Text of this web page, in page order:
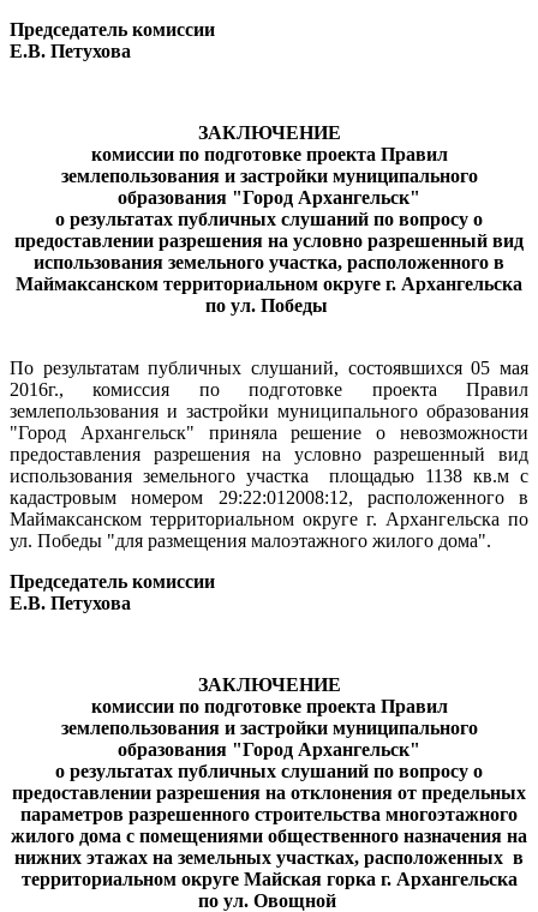
Председатель комиссии
Е.В. Петухова
ЗАКЛЮЧЕНИЕ
комиссии по подготовке проекта Правил
землепользования и застройки муниципального
образования "Город Архангельск"
о результатах публичных слушаний по вопросу о
предоставлении разрешения на условно разрешенный вид
использования земельного участка, расположенного в
Маймаксанском территориальном округе г. Архангельска
по ул. Победы
По результатам публичных слушаний, состоявшихся 05 мая
2016г., комиссия по подготовке проекта Правил
землепользования и застройки муниципального образования
"Город Архангельск"
приняла решение о невозможности
предоставления разрешения на условно разрешенный вид
использования земельного участка
площадью 1138 кв.м с
кадастровым номером 29:22:012008:12, расположенного в
Маймаксанском территориальном округе г. Архангельска по
ул. Победы "для размещения малоэтажного жилого дома".
Председатель комиссии
Е.В. Петухова
ЗАКЛЮЧЕНИЕ
комиссии по подготовке проекта Правил
землепользования и застройки муниципального
образования "Город Архангельск"
о результатах публичных слушаний по вопросу о
предоставлении разрешения на отклонения от предельных
параметров разрешенного строительства многоэтажного
жилого дома с помещениями общественного назначения на
нижних этажах на земельных участках, расположенных в
территориальном округе Майская горка г. Архангельска
по ул. Овощной